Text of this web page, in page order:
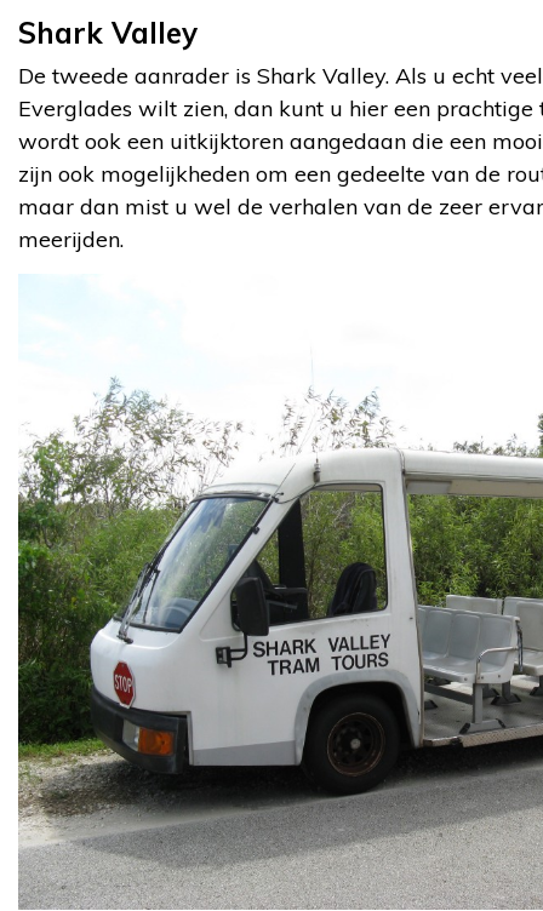
Shark Valley
De tweede aanrader is Shark Valley. Als u echt
Everglades wilt zien, dan kunt u hier een prachtige
wordt ook een uitkijktoren aangedaan die een
zijn ook mogelijkheden om een gedeelte van de
maar dan mist u wel de verhalen van de zeer
meerijden.